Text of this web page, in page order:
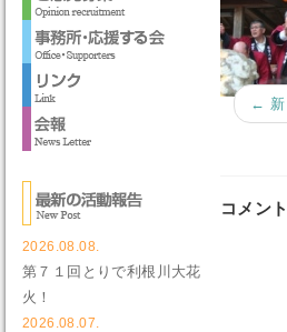
← 新
コメン
2026.08.08.
第７１回とりで利根川大花
火！
2026.08.07.